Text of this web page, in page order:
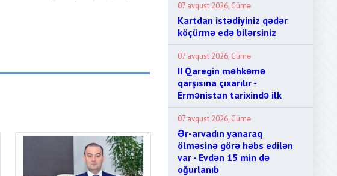
07 avqust 2026, Cümə
Kartdan istədiyiniz qədər
köçürmə edə bilərsiniz
07 avqust 2026, Cümə
II Qaregin məhkəmə
qarşısına çıxarılır -
Ermənistan tarixində ilk
07 avqust 2026, Cümə
Ər-arvadın yanaraq
ölməsinə görə həbs edilən
var - Evdən 15 min də
oğurlanıb